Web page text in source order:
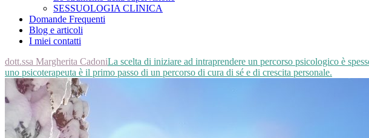
SESSUOLOGIA CLINICA
Domande Frequenti
Blog e articoli
I miei contatti
dott.ssa Margherita CadoniLa scelta di iniziare ad intraprendere un percorso psicologico è
uno psicoterapeuta è il primo passo di un percorso di cura di sé e di crescita personale.